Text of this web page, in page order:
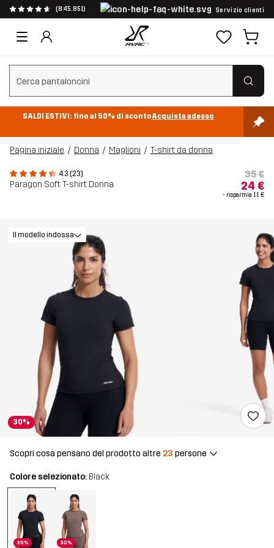
(845.851) Servizio clienti
Cancella ricerca
SALDI ESTIVI: fino al 50% di scontoAcquista adesso
Pagina iniziale Donna Maglioni T-shirt da donna
4.3 (23)
Paragon Soft T-shirt Donna
35 €
24 €
- risparmia 11 €
30%
Il modello indossa
Scopri cosa pensano del prodotto altre 23 persone
Colore selezionato: Black
30% 30%